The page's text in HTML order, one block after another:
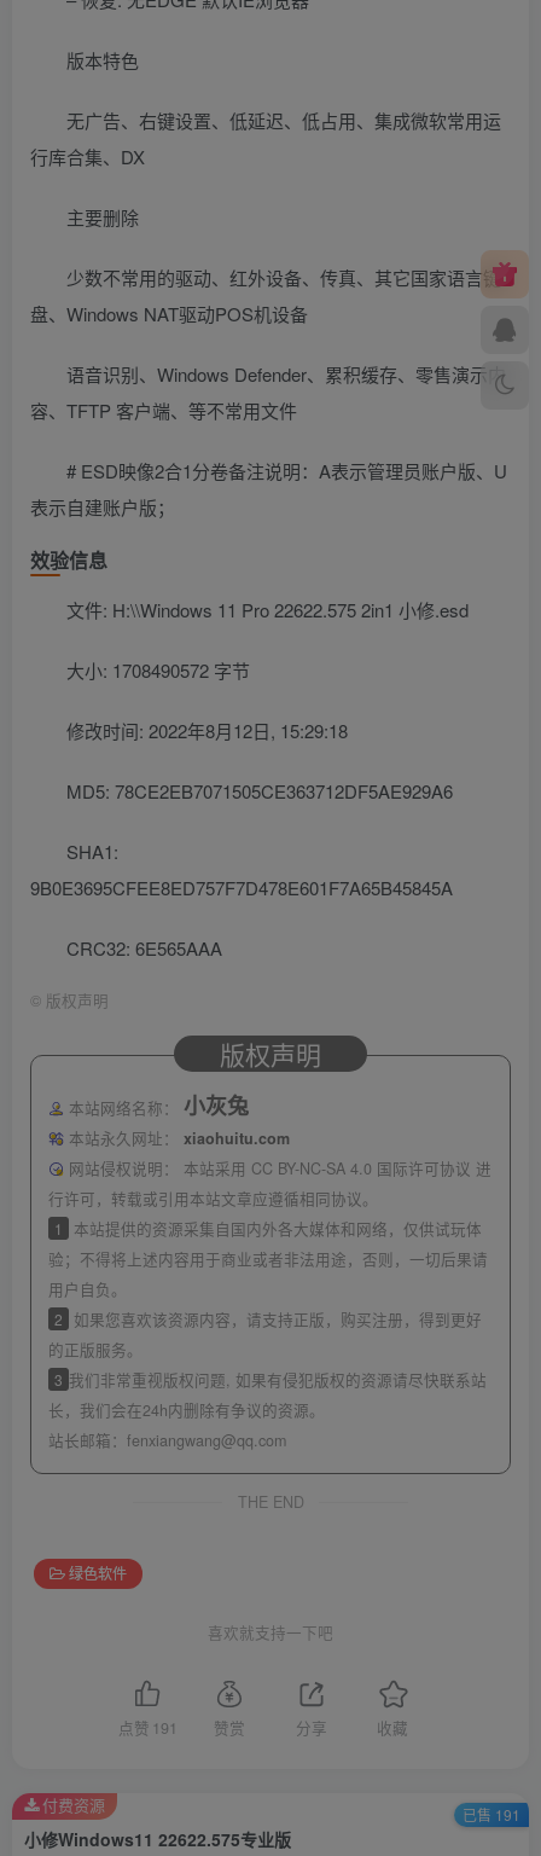
版本特色
无广告、右键设置、低延迟、低占用、集成微软常用运
行库合集、DX
主要删除
少数不常用的驱动、红外设备、传真、其它国家语言键
盘、Windows NAT驱动POS机设备
语音识别、Windows Defender、累积缓存、零售演示内
容、TFTP 客户端、等不常用文件
# ESD映像2合1分卷备注说明：A表示管理员账户版、U
表示自建账户版；
效验信息
文件: H:\\Windows 11 Pro 22622.575 2in1 小修.esd
大小: 1708490572 字节
修改时间: 2022年8月12日, 15:29:18
MD5: 78CE2EB7071505CE363712DF5AE929A6
SHA1:
9B0E3695CFEE8ED757F7D478E601F7A65B45845A
CRC32: 6E565AAA
© 版权声明
版权声明
本站网络名称： 小灰兔
本站永久网址：
xiaohuitu.com
网站侵权说明：
本站采用 CC BY-NC-SA 4.0 国际许可协议 进
行许可，转载或引用本站文章应遵循相同协议。
1
本站提供的资源采集自国内外各大媒体和网络，仅供试玩体
验；不得将上述内容用于商业或者非法用途，否则，一切后果请
用户自负。
2
如果您喜欢该资源内容，请支持正版，购买注册，得到更好
的正版服务。
3 我们非常重视版权问题, 如果有侵犯版权的资源请尽快联系站
长，我们会在24h内删除有争议的资源。
站长邮箱： fenxiangwang@qq.com
THE END
绿色软件
喜欢就支持一下吧
点赞 191 赞赏 分享 收藏
小修Windows11 22622.575专业版
付费资源 已售 191